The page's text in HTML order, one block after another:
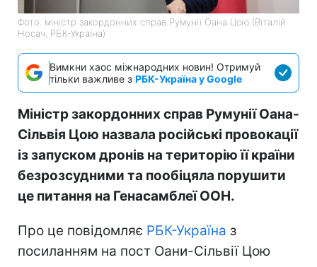
Фото: міністр закордонних справ Румунії Оана Цою (Віталій
Носач, РБК-Україна)
Вимкни хаос міжнародних новин! Отримуй
тільки важливе з РБК-Україна у Google
Міністр закордонних справ Румунії Оана-
Сільвія Цою назвала російські провокації
із запуском дронів на територію її країни
безрозсудними та пообіцяла порушити
це питання на Генасамблеї ООН.
Про це повідомляє РБК-Україна з
посиланням на пост Оани-Сільвії Цою